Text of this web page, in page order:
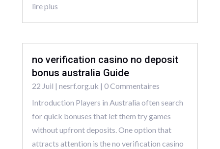
lire plus
no verification casino no deposit
bonus australia Guide
22 Juil | nesrf.org.uk | 0 Commentaires
Introduction Players in Australia often search
for quick bonuses that let them try games
without upfront deposits. One option that
attracts attention is the no verification casino